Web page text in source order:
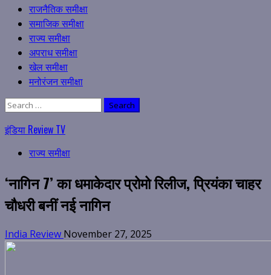
Primary
Menu
राजनैतिक समीक्षा
समाजिक समीक्षा
राज्य समीक्षा
अपराध समीक्षा
खेल समीक्षा
मनोरंजन समीक्षा
Search
इंडिया Review TV
राज्य समीक्षा
‘नागिन 7’ का धमाकेदार प्रोमो रिलीज, प्रियंका चाहर
चौधरी बनीं नई नागिन
India Review November 27, 2025